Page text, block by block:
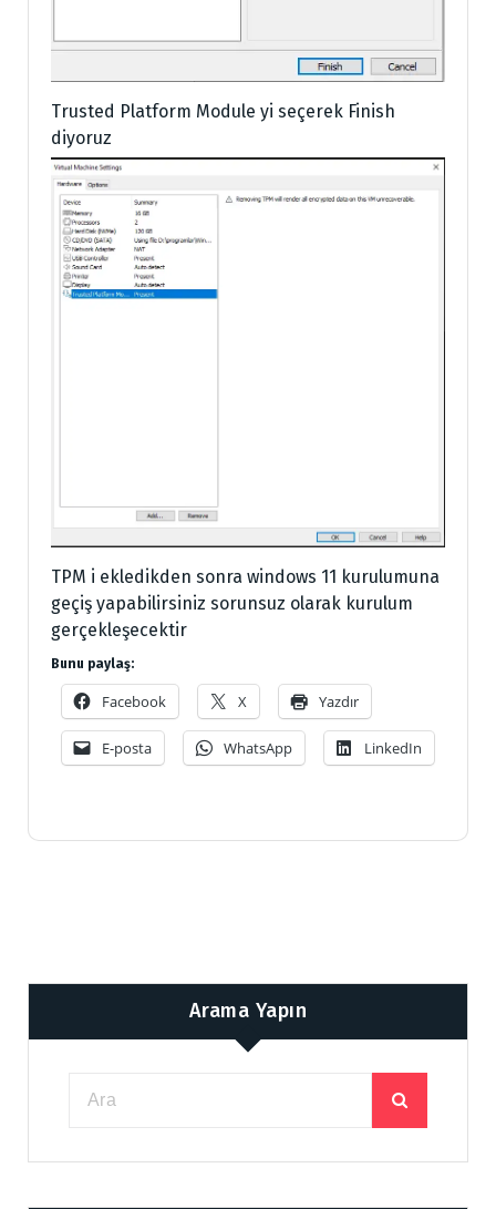
Trusted Platform Module yi seçerek Finish
diyoruz
TPM i ekledikden sonra windows 11 kurulumuna
geçiş yapabilirsiniz sorunsuz olarak kurulum
gerçekleşecektir
Bunu paylaş:
Facebook X Yazdır
E-posta WhatsApp LinkedIn
Arama Yapın